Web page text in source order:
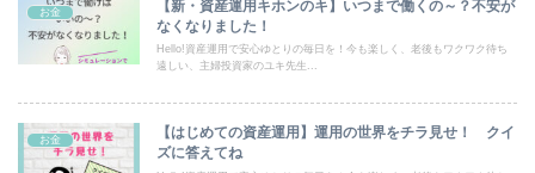
お金
【新・資産運用キホンのキ】いつまで働くの～？不安が
なくなりました！
Hello!資産運用で安心ゆとりの毎日を！今も楽しく、老後もワクワク待ち
遠しい、主婦投資家のユキ先生...
お金
【はじめての資産運用】運用の世界をチラ見せ！ クイ
ズに答えてね